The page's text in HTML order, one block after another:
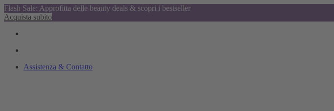
Flash Sale: Approfitta delle beauty deals & scopri i bestseller
Acquista subito
Assistenza & Contatto